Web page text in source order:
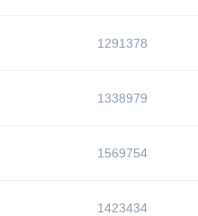
1291378
1338979
1569754
1423434